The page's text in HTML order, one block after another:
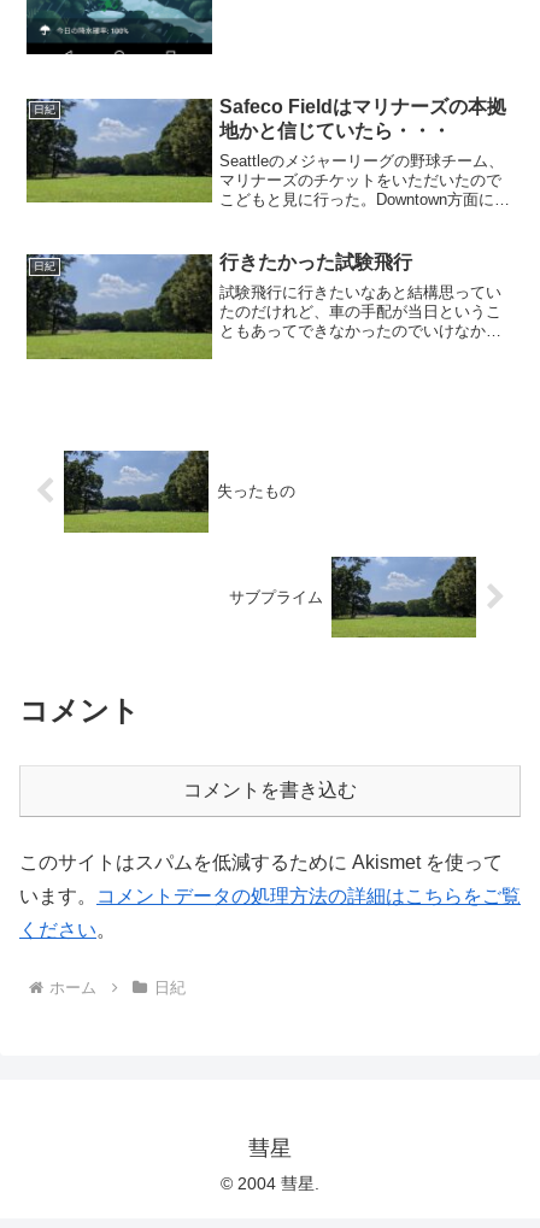
日紀
Safeco Fieldはマリナーズの本拠
地かと信じていたら・・・
Seattleのメジャーリーグの野球チーム、
マリナーズのチケットをいただいたので
こどもと見に行った。Downtown方面に車
バスで向かった。International ...
日紀 行きたかった試験飛行
試験飛行に行きたいなあと結構思ってい
たのだけれど、車の手配が当日というこ
ともあってできなかったのでいけなかっ
失ったもの
サブプライム
コメント
コメントを書き込む
このサイトはスパムを低減するために Akismet を使って
います。
コメントデータの処理方法の詳細はこちらをご覧
ください。
ホーム 日紀
彗星
© 2004 彗星.